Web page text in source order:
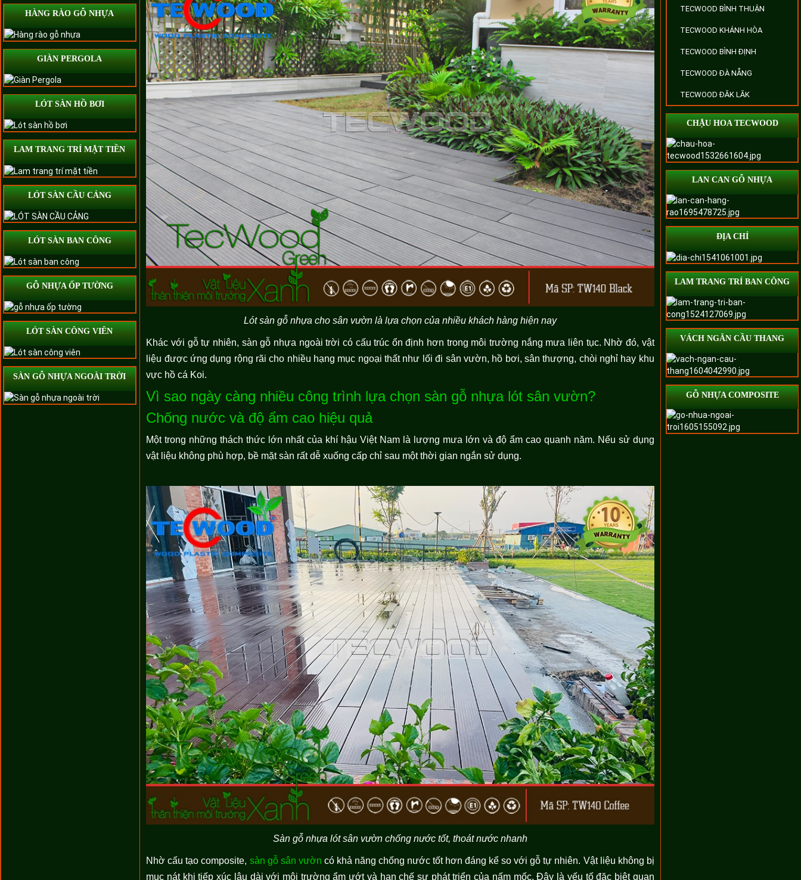
HÀNG RÀO GỖ NHỰA
GIÀN PERGOLA
LÓT SÀN HỒ BƠI
LAM TRANG TRÍ MẶT TIỀN
LÓT SÀN CẦU CẢNG
LÓT SÀN BAN CÔNG
GỖ NHỰA ỐP TƯỜNG
LÓT SÀN CÔNG VIÊN
SÀN GỖ NHỰA NGOÀI TRỜI
Lót sàn gỗ nhựa cho sân vườn là lựa chọn của nhiều khách hàng hiện nay
Khác với gỗ tự nhiên, sàn gỗ nhựa ngoài trời có cấu trúc ổn định hơn trong môi trường nắng mưa liên tục. Nhờ đó, vật
liệu được ứng dụng rộng rãi cho nhiều hạng mục ngoại thất như lối đi sân vườn, hồ bơi, sân thượng, chòi nghỉ hay khu
vực hồ cá Koi.
Vì sao ngày càng nhiều công trình lựa chọn sàn gỗ nhựa lót sân vườn?
Chống nước và độ ẩm cao hiệu quả
Một trong những thách thức lớn nhất của khí hậu Việt Nam là lượng mưa lớn và độ ẩm cao quanh năm. Nếu sử dụng
vật liệu không phù hợp, bề mặt sàn rất dễ xuống cấp chỉ sau một thời gian ngắn sử dụng.
Sàn gỗ nhựa lót sân vườn chống nước tốt, thoát nước nhanh
Nhờ cấu tạo composite, sàn gỗ sân vườn có khả năng chống nước tốt hơn đáng kể so với gỗ tự nhiên. Vật liệu không bị
mục nát khi tiếp xúc lâu dài với môi trường ẩm ướt và hạn chế sự phát triển của nấm mốc. Đây là yếu tố đặc biệt quan
TECWOOD BÌNH THUẬN
TECWOOD KHÁNH HÒA
TECWOOD BÌNH ĐỊNH
TECWOOD ĐÀ NẴNG
TECWOOD ĐĂK LĂK
CHẬU HOA TECWOOD
LAN CAN GỖ NHỰA
ĐỊA CHỈ
LAM TRANG TRÍ BAN CÔNG
VÁCH NGĂN CẦU THANG
GỖ NHỰA COMPOSITE